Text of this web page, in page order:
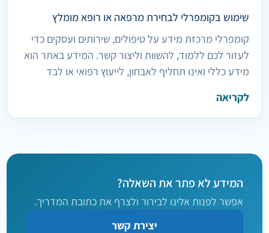
שימוש בקומפרלי לבחירת מרפאה או רופא מומלץ
קומפרלי מרכזת מידע על טיפולים, שירותים ועסקים כדי
לעזור לכם ללמוד, להשוות וליצור קשר. המידע באתר הוא
מידע כללי ואינו תחליף לאבחון, לייעוץ רפואי או לבד
לקריאה
המידע לא פתר את השאלה?
אפשר לפנות אלינו לבירור ולצרף את כתובת המדריך.
יצירת קשר